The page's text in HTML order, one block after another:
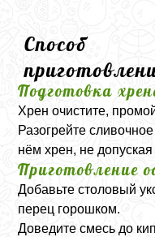
Способ
Подготовка
Хрен очистите,
Разогрейте
нём хрен, не
Приготовление
Добавьте столовый
перец горошком.
Доведите смесь до